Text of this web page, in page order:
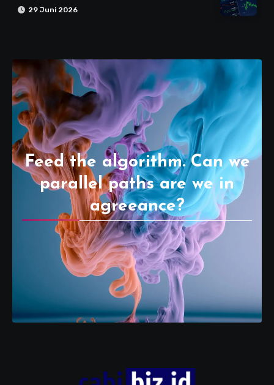
29 Juni 2026
Feed the algorithm. Can we
parallel paths are we in
agreeance?